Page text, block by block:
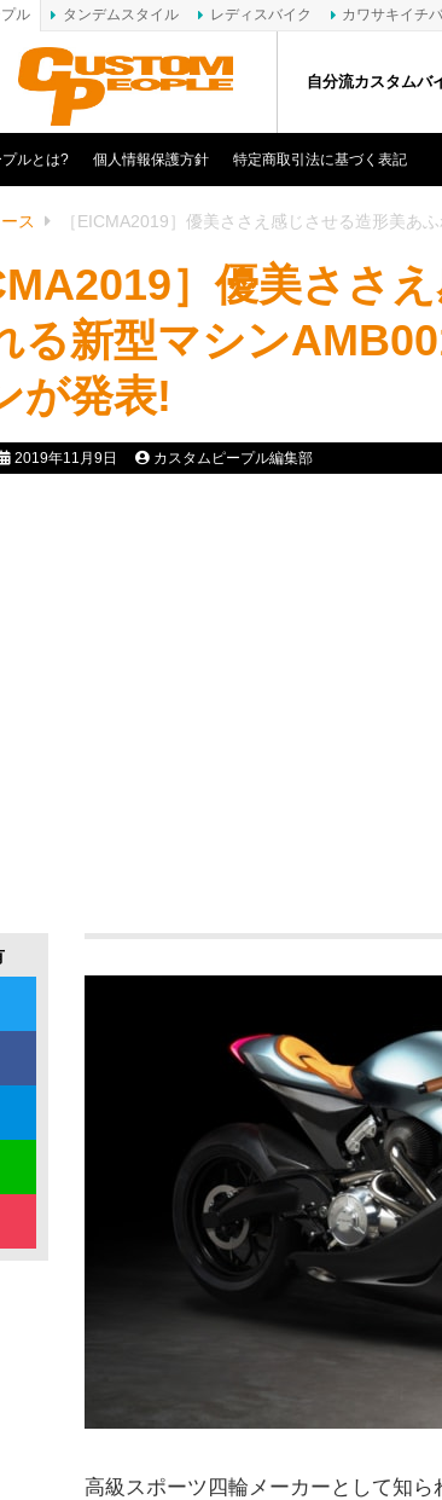
ルとは? 個人情報保護方針 特定商取引法に基づく表記
ス ［EICMA2019］優美ささえ感じさせる造形美あ
］優美ささ
る新型マシン
が発表!
2019年11月9日 カスタムピープル編集部
高級スポーツ四輪メーカーとして知ら
ル タンデムスタイル レディスバイク カワサキイチ
自分流カスタムバ